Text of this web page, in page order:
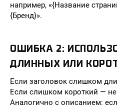
например, «{Название
{Бренд}».
ОШИБКА 2:
ДЛИННЫХ ИЛИ
Если заголовок слишком
Если слишком короткий —
Аналогично с описанием: